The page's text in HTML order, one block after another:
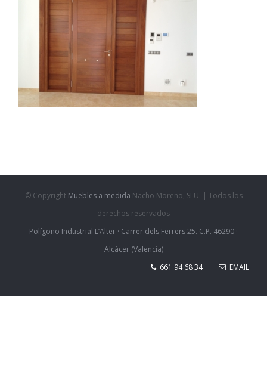
© Copyright Muebles a medida Nacho Moreno, SLU. | Todos los
derechos reservados
Polígono Industrial L’Alter · Carrer dels Ferrers 25. C.P. 46290 ·
Alcácer (Valencia)
661 94 68 34
EMAIL